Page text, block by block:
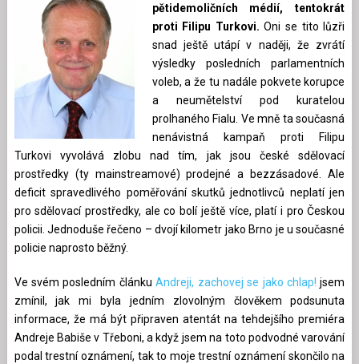
pětidemoličních médií, tentokrát
proti Filipu Turkovi. Oni se tito lůzři
snad ještě utápí v naději, že zvrátí
výsledky posledních parlamentních
voleb, a že tu nadále pokvete korupce
a neumětelství pod kuratelou
prolhaného Fialu. Ve mně ta současná
nenávistná kampaň proti Filipu
Turkovi vyvolává zlobu nad tím, jak jsou české sdělovací
prostředky (ty mainstreamové) prodejné a bezzásadové. Ale
deficit spravedlivého poměřování skutků jednotlivců neplatí jen
pro sdělovací prostředky, ale co bolí ještě více, platí i pro Českou
policii. Jednoduše řečeno – dvojí kilometr jako Brno je u současné
policie naprosto běžný.
Ve svém posledním článkuAndreji, zachovej se jako chlap! jsem
zmínil, jak mi byla jedním zlovolným člověkem podsunuta
informace, že má být připraven atentát na tehdejšího premiéra
Andreje Babiše v Třeboni, a když jsem na toto podvodné varování
podal trestní oznámení, tak to moje trestní oznámení skončilo na